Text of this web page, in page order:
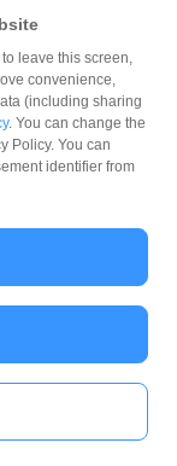
する場合があり
ーカード以外の
は、本キャンペ
ださい。また、
のお支払いはキ
た際に、仮に本
与額が合計5,000
合計が5,000円相
ございません）。
て取り消され、
となったPayPay
は全て取り消され
leave this screen,
convenience,
(including sharing
. You can change the
Policy. You can
identifier from